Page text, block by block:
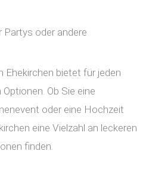
Partys oder andere
Ehekirchen bietet für jeden
Ob Sie eine
oder eine Hochzeit
eine Vielzahl an leckeren
finden.